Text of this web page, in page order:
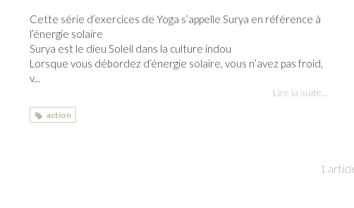
Cette série d’exercices de Yoga s’appelle Surya en référence à
l’énergie solaire
Surya est le dieu Soleil dans la culture indou
Lorsque vous débordez d’énergie solaire, vous n’avez pas froid,
v...
Lire la suite...
action
1